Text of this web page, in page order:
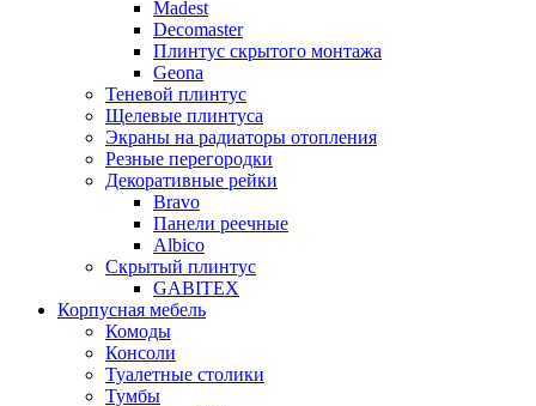
Madest
Decomaster
Плинтус скрытого монтажа
Geona
Теневой плинтус
Щелевые плинтуса
Экраны на радиаторы отопления
Резные перегородки
Декоративные рейки
Bravo
Панели реечные
Albico
Скрытый плинтус
GABITEX
Корпусная мебель
Комоды
Консоли
Туалетные столики
Тумбы